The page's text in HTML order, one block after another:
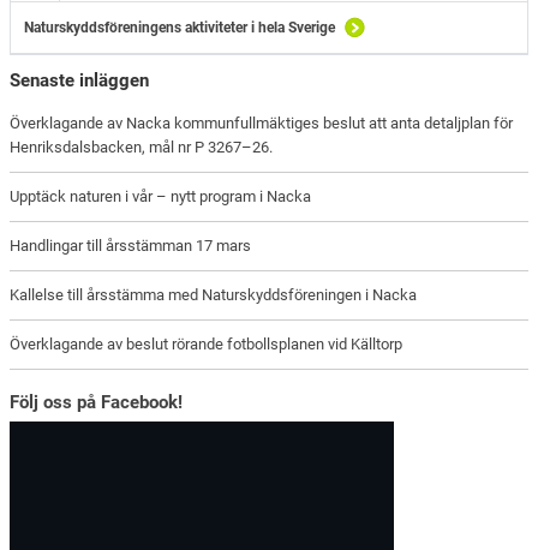
Naturskyddsföreningens aktiviteter i hela Sverige
Senaste inläggen
Överklagande av Nacka kommunfullmäktiges beslut att anta detaljplan för
Henriksdalsbacken, mål nr P 3267–26.
Upptäck naturen i vår – nytt program i Nacka
Handlingar till årsstämman 17 mars
Kallelse till årsstämma med Naturskyddsföreningen i Nacka
Överklagande av beslut rörande fotbollsplanen vid Källtorp
Följ oss på Facebook!